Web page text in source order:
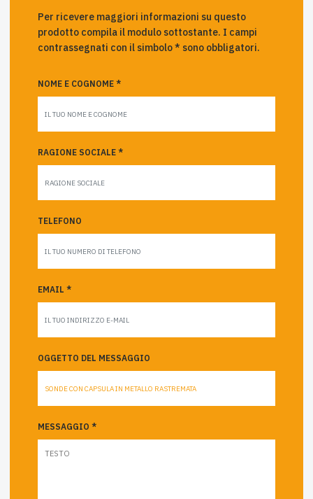
Per ricevere maggiori informazioni su questo
prodotto compila il modulo sottostante. I campi
contrassegnati con il simbolo * sono obbligatori.
NOME E COGNOME *
RAGIONE SOCIALE *
TELEFONO
EMAIL *
OGGETTO DEL MESSAGGIO
MESSAGGIO *